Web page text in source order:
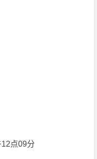
点09分